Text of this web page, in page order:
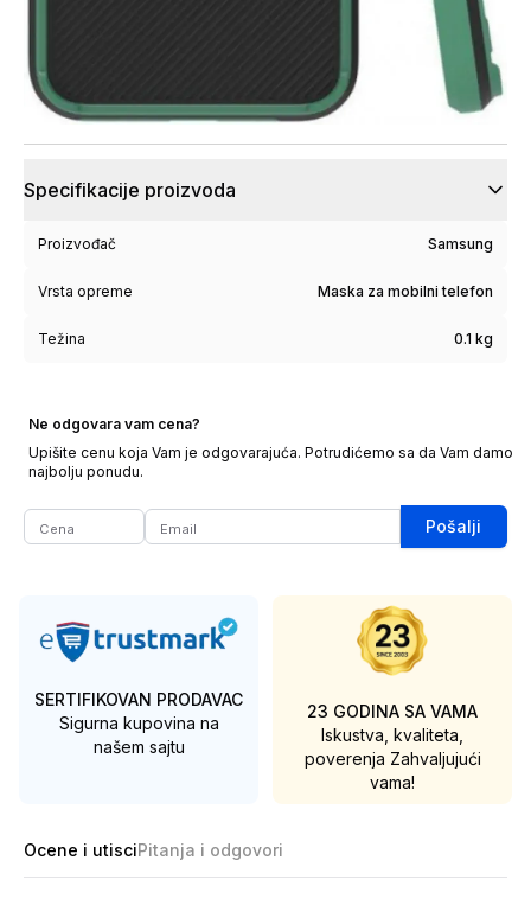
Specifikacije proizvoda
Proizvođač Samsung
Vrsta opreme Maska za mobilni telefon
Težina 0.1 kg
Ne odgovara vam cena?
Upišite cenu koja Vam je odgovarajuća. Potrudićemo sa da Vam damo
najbolju ponudu.
Pošalji
SERTIFIKOVAN PRODAVAC
Sigurna kupovina na
našem sajtu
23 GODINA SA VAMA
Iskustva, kvaliteta,
poverenja Zahvaljujući
vama!
Ocene i utisciPitanja i odgovori